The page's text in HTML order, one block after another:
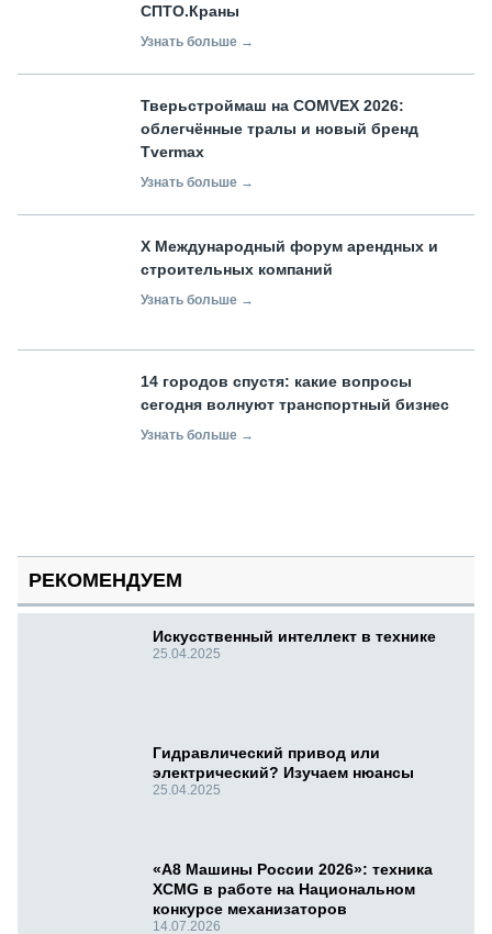
СПТО.Краны
Узнать больше →
Тверьстроймаш на COMVEX 2026:
облегчённые тралы и новый бренд
Tvermax
Узнать больше →
X Международный форум арендных и
строительных компаний
Узнать больше →
14 городов спустя: какие вопросы
сегодня волнуют транспортный бизнес
Узнать больше →
РЕКОМЕНДУЕМ
Искусственный интеллект в технике
25.04.2025
Гидравлический привод или
электрический? Изучаем нюансы
25.04.2025
«А8 Машины России 2026»: техника
XCMG в работе на Национальном
конкурсе механизаторов
14.07.2026